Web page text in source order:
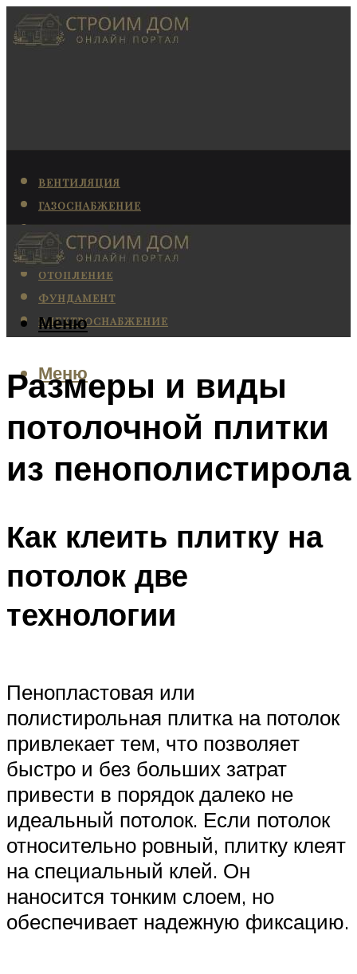
ВЕНТИЛЯЦИЯ
ГАЗОСНАБЖЕНИЕ
КАНАЛИЗАЦИЯ
КОНДИЦИОНИРОВАНИЕ
ОТОПЛЕНИЕ
ФУНДАМЕНТ
ЭЛЕКТРОСНАБЖЕНИЕ
Меню
Меню
Размеры и виды
потолочной плитки
из пенополистирола
Как клеить плитку на
потолок две
технологии
Пенопластовая или
полистирольная плитка на потолок
привлекает тем, что позволяет
быстро и без больших затрат
привести в порядок далеко не
идеальный потолок. Если потолок
относительно ровный, плитку клеят
на специальный клей. Он
наносится тонким слоем, но
обеспечивает надежную фиксацию.